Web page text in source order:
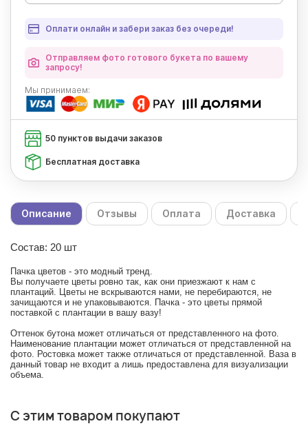
Оплати онлайн и забери заказ без очереди!
Отправляем фото готового букета по вашему
запросу!
Мы принимаем:
50 пунктов выдачи заказов
Бесплатная доставка
Описание Отзывы Оплата Доставка
Состав: 20 шт
Пачка цветов - это модный тренд.
Вы получаете цветы ровно так, как они приезжают к нам с
плантаций. Цветы не вскрываются нами, не перебираются, не
зачищаются и не упаковываются. Пачка - это цветы прямой
поставкой с плантации в вашу вазу!
Оттенок бутона может отличаться от представленного на фото.
Наименование плантации может отличаться от представленной на
фото. Ростовка может также отличаться от представленной. Ваза в
данный товар не входит а лишь предоставлена для визуализации
объема.
С этим товаром покупают